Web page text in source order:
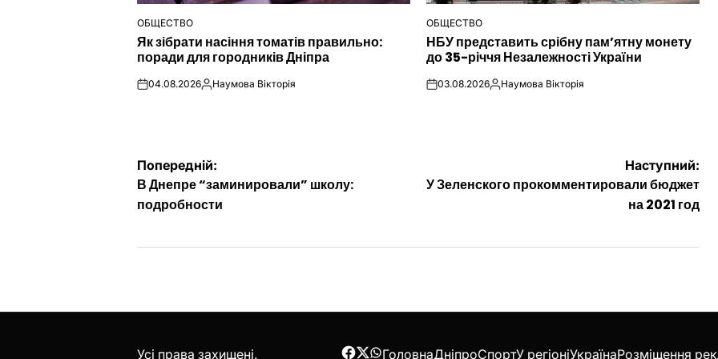
ОПУБЛІКУВАТИ
У
ОБЩЕСТВО
Як зібрати насіння томатів правильно:
поради для городників Дніпра
on04.08.2026Опубліковано
Наумова Вікторія
ОПУБЛІКУВАТИ
У
ОБЩЕСТВО
НБУ представить срібну пам’ятну монету
до 35-річчя Незалежності України
on03.08.2026Опубліковано
Наумова Вікторія
Навігація
записів
Попередній:
В Днепре “заминировали” школу:
подробности
Наступний:
У Зеленского прокомментировали бюджет
на 2021 год
Усі права захищені. ГоловнаДніпроСпортУ регіоніУкраїнаРозміщення